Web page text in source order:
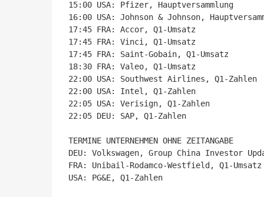
15:00 USA: Pfizer, Hauptversammlung
16:00 USA: Johnson & Johnson,
17:45 FRA: Accor, Q1-Umsatz
17:45 FRA: Vinci, Q1-Umsatz
17:45 FRA: Saint-Gobain, Q1-Umsatz
18:30 FRA: Valeo, Q1-Umsatz
22:00 USA: Southwest Airlines, Q1-Zahlen
22:00 USA: Intel, Q1-Zahlen
22:05 USA: Verisign, Q1-Zahlen
22:05 DEU: SAP, Q1-Zahlen
TERMINE UNTERNEHMEN OHNE ZEITANGABE
DEU: Volkswagen, Group China Investor
FRA: Unibail-Rodamco-Westfield, Q1-Umsatz
USA: PG&E, Q1-Zahlen